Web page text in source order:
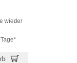
wieder